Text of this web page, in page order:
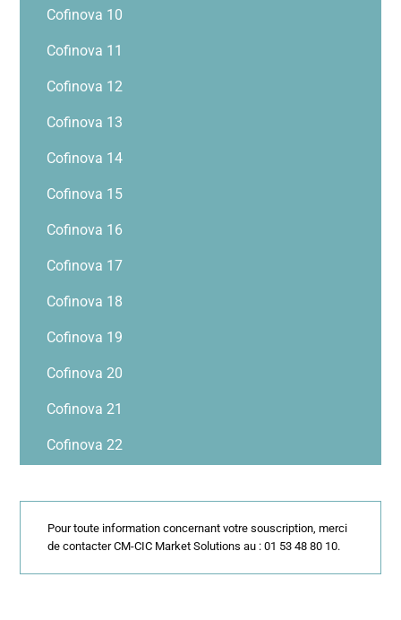
Cofinova 10
Cofinova 11
Cofinova 12
Cofinova 13
Cofinova 14
Cofinova 15
Cofinova 16
Cofinova 17
Cofinova 18
Cofinova 19
Cofinova 20
Cofinova 21
Cofinova 22
Pour toute information concernant votre souscription, merci
de contacter CM-CIC Market Solutions au : 01 53 48 80 10.